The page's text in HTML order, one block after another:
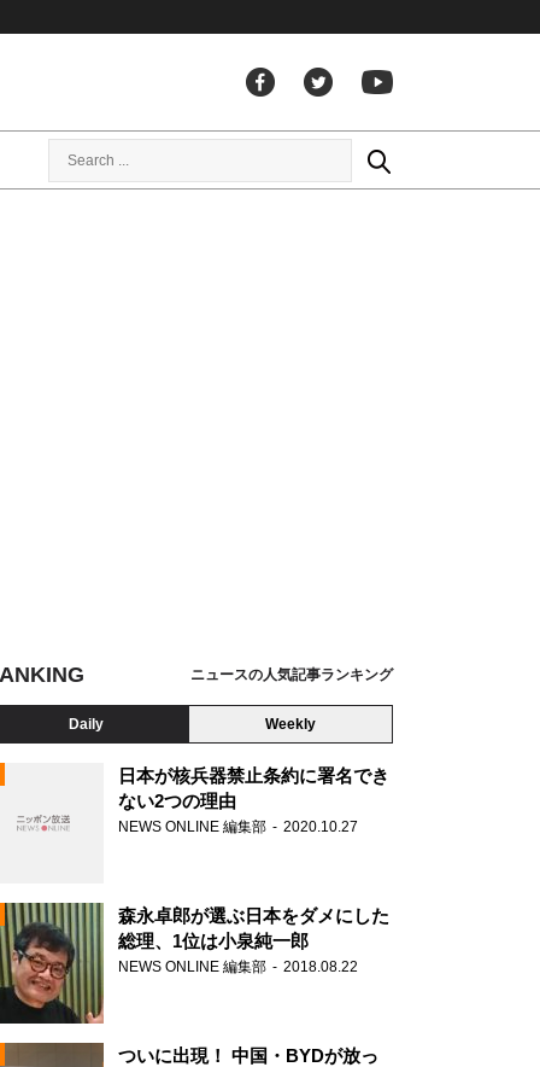
ニュースの人気記事ランキング
Daily Weekly
日本が核兵器禁止条約に署名でき
ない2つの理由
NEWS ONLINE 編集部 2020.10.27
森永卓郎が選ぶ日本をダメにした
総理、1位は小泉純一郎
NEWS ONLINE 編集部 2018.08.22
ついに出現！ 中国・BYDが放っ